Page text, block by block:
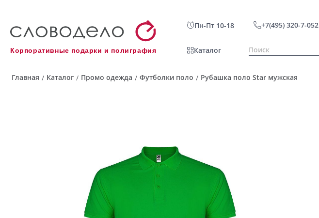
Корпоративные подарки и полиграфия
Пн-Пт 10-18 +7(495) 320-7-052
Каталог
Главная / Каталог / Промо одежда / Футболки поло / Рубашка поло Star мужская